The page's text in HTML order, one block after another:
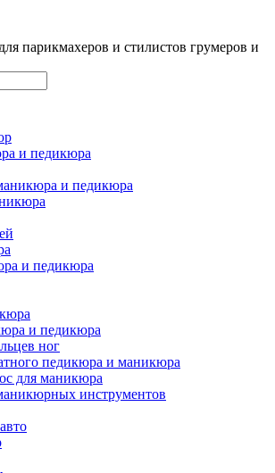
парикмахеров и стилистов грумеров и
и педикюра
и педикюра
и педикюра
и педикюра
ног
педикюра и маникюра
для маникюра
инструментов